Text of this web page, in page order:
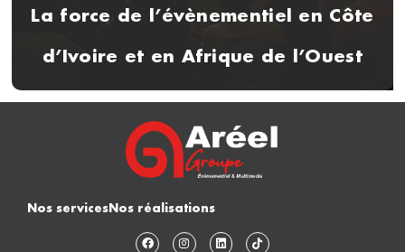
La force de l’évènementiel en Côte
d’Ivoire et en Afrique de l’Ouest
Nos services Nos réalisations